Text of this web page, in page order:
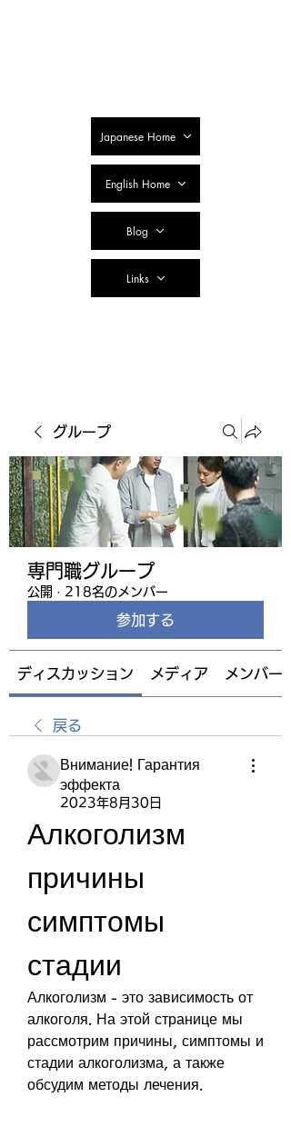
Japanese Home
English Home
Blog
Links
グループ
専門職グループ
公開 · 218名のメンバー
参加する
ディスカッション メディア メンバー
戻る
Внимание! Гарантия
эффекта
2023年8月30日
Алкоголизм
причины
симптомы
стадии
Алкоголизм - это зависимость от
алкоголя. На этой странице мы
рассмотрим причины, симптомы и
стадии алкоголизма, а также
обсудим методы лечения.